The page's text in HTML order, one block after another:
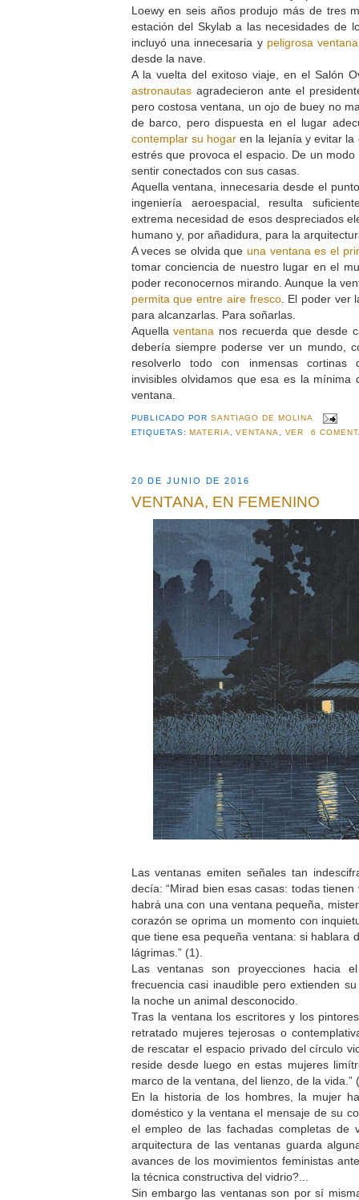
Loewy en seis años produjo más de tres
estación del Skylab a las necesidades de
incluyó una innecesaria y peligrosa ventana
desde la nave.
A la vuelta del exitoso viaje, en el Salón
astronautasagradecieron ante el
pero costosa ventana, un ojo de buey no
de barco, pero dispuesta en el lugar
contemplar su hogar en la lejanía y evitar la
estrés que provoca el espacio. De un
sentir conectados con sus casas.
Aquella ventana, innecesaria desde el
ingeniería aeroespacial, resulta
extrema necesidad de esos despreciados
humano y, por añadidura, para la
A veces se olvida que una ventana es el
tomar conciencia de nuestro lugar en el
poder reconocernos mirando. Aunque la
permita que entre aire fresco. El poder ver
para alcanzarlas. Para soñarlas.
Aquellaventana nos recuerda que desde
debería siempre poderse ver un mundo,
resolverlo todo con inmensas cortinas
invisibles olvidamos que esa es la mínima
ventana.
PUBLICADO PORSANTIAGO DE MOLINA
ETIQUETAS:MATERIA,VENTANA, VER 6
20 DE JUNIO DE 2016
VENTANA, EN FEMENINO
Las ventanas emiten señales tan
decía: “Mirad bien esas casas: todas
habrá una con una ventana pequeña,
corazón se oprima un momento con
que tiene esa pequeña ventana: si hablara
lágrimas.” (1).
Las ventanas son proyecciones hacia
frecuencia casi inaudible pero extienden
la noche un animal desconocido.
Tras la ventana los escritores y los
retratado mujeres tejerosas o
de rescatar el espacio privado del círculo
reside desde luego en estas mujeres
marco de la ventana, del lienzo, de la vida.”
En la historia de los hombres, la mujer
doméstico y la ventana el mensaje de su
el empleo de las fachadas completas de
arquitectura de las ventanas guarda
avances de los movimientos feministas
la técnica constructiva del vidrio?...
Sin embargo las ventanas son por sí